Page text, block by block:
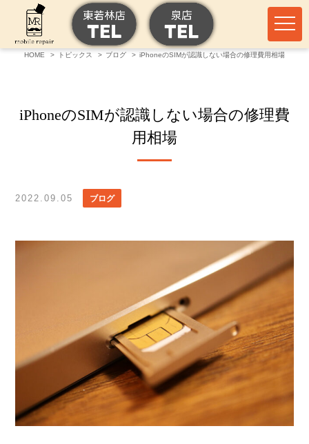
HOME トピックス ブログ iPhoneのSIMが認識しない場合の修理費用相場
iPhoneのSIMが認識しない場合の修理費
用相場
2022.09.05 ブログ